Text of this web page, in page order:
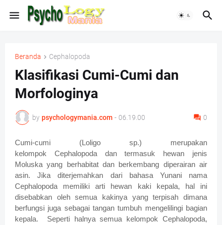
Beranda Cephalopoda
Klasifikasi Cumi-Cumi dan
Morfologinya
by psychologymania.com - 06.19.00 0
Cumi-cumi (Loligo sp.) merupakan
kelompok Cephalopoda dan termasuk hewan jenis
Moluska yang berhabitat dan berkembang diperairan air
asin. Jika diterjemahkan dari bahasa Yunani nama
Cephalopoda memiliki arti hewan kaki kepala, hal ini
disebabkan oleh semua kakinya yang terpisah dimana
berfungsi juga sebagai tangan tumbuh mengelilingi bagian
kepala.
Seperti halnya semua kelompok Cephalopoda,